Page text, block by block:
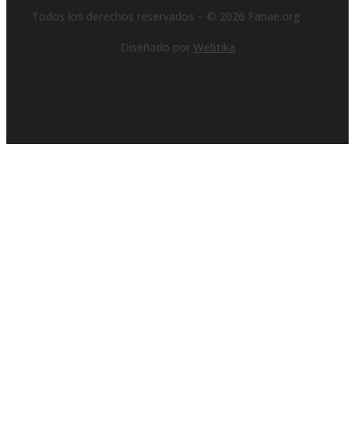
Todos los derechos reservados – © 2026 Fanae.org
Diseñado por Webtika